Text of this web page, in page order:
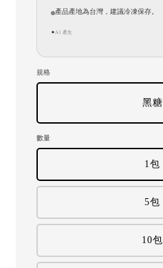
產品產地為台灣，建議冷凍保存。
✦AI 產生
規格
黑糖
數量
1包
5包
10包